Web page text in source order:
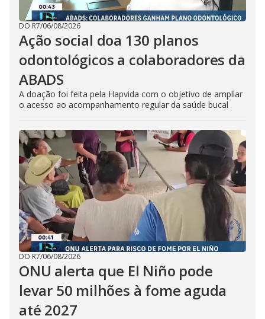
DO R7/06/08/2026
Ação social doa 130 planos
odontológicos a colaboradores da
ABADS
A doação foi feita pela Hapvida com o objetivo de ampliar
o acesso ao acompanhamento regular da saúde bucal
DO R7/06/08/2026
ONU alerta que El Niño pode
levar 50 milhões à fome aguda
até 2027